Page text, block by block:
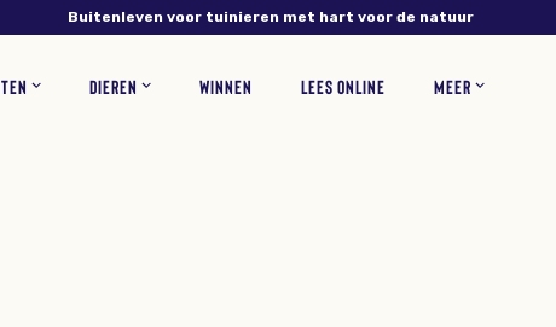
Buitenleven voor tuinieren met hart voor de natuur
DIEREN
WINNEN LEES ONLINE
MEER